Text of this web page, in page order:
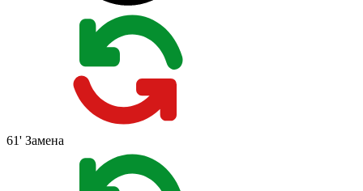
61' Замена